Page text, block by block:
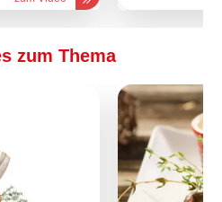
zum Thema